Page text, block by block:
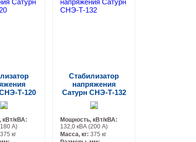
Т-120
кВт/кВА:
А)
375 кг
Стабилизатор
напряжения
Сатурн СНЭ-Т-132
Мощность, кВт/кВА:
132,0 кВА (200 А)
Масса, кг:375 кг